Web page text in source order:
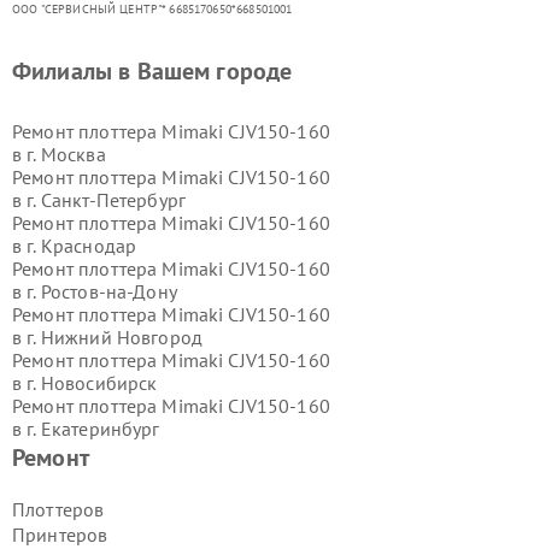
ООО "СЕРВИСНЫЙ ЦЕНТР"* 6685170650*668501001
Ремонт
Плоттеров
Принтеров
Филиалы в Вашем городе
Ремонт плоттера Mimaki CJV150-160
в г. Москва
Ремонт плоттера Mimaki CJV150-160
в г. Санкт-Петербург
Ремонт плоттера Mimaki CJV150-160
в г. Краснодар
Ремонт плоттера Mimaki CJV150-160
в г. Ростов-на-Дону
Ремонт плоттера Mimaki CJV150-160
в г. Нижний Новгород
Ремонт плоттера Mimaki CJV150-160
в г. Новосибирск
Ремонт плоттера Mimaki CJV150-160
в г. Екатеринбург
Ремонт плоттера Mimaki CJV150-160
Ремонт плоттера Mimaki CJV150-160
в г.Воронеж
Ремонт плоттера Mimaki CJV150-160